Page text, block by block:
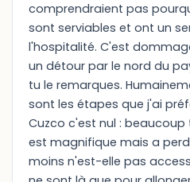
comprendraient pas
sont serviables et ont un
l'hospitalité. C'est
un détour par le nord du
tu le remarques.
sont les étapes que j'ai
Cuzco c'est nul : beaucoup
est magnifique mais a
moins n'est-elle pas